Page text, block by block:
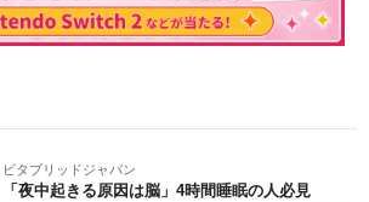
ビタブリッドジャパン
「夜中起きる原因は脳」4時間睡眠の人必見